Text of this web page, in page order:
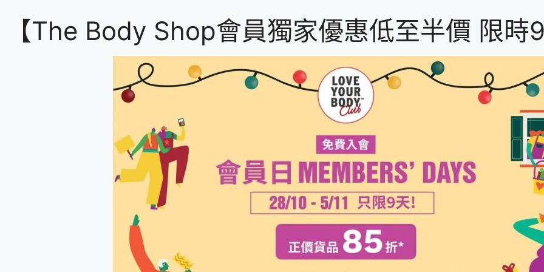
【The Body Shop會員獨家優惠低至半價 限時